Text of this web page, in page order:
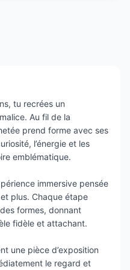
tu recrées un
Au fil de la
prend forme avec ses
l’énergie et les
emblématique.
immersive pensée
plus. Chaque étape
formes, donnant
fidèle et attachant.
une pièce d’exposition
le regard et